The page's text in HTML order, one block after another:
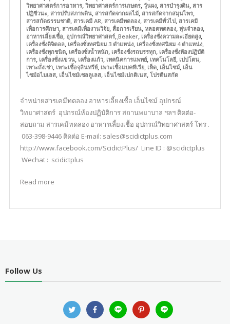
วิทยาศาสตร์การอาหาร, วิทยาศาสตร์การเกษตร, วุ้นผง, สารบำรุงดิน, สาร
ปฏิชีวนะ, สารปรับสภาพดิน, สารสกัดจากผลไม้, สารสกัดจากสมุนไพร,
สารสกัดธรรมชาติ, สารเคมี AR, สารเคมีทดลอง, สารเคมีทั่วไป, สารเคมี
เพื่อการศึกษา, สารเคมีเพื่องานวิจัย, สื่อการเรียน, หลอดทดลอง, หุ่นจำลอง,
อาหารเลี้ยงเชื้อ, อุปกรณ์วิทยาศาสตร์, ฺBeaker, เครื่องชั่งความละเอียดสูง,
เครื่องชั่งดิจิตอล, เครื่องชั่งทศนิยม 3 ตำแหน่ง, เครื่องชั่งทศนิยม 4 ตำแหน่ง,
เครื่องชั่งทุกชนิด, เครื่องชั่งน้ำหนัก, เครื่องชั่งรถบรรทุก, เครื่องชั่งห้องปฏิบัติ
การ, เครื่องชั่งแขวน, เครื่องแก้ว, เทคนิคการแพทย์, เทคโนโลยี, เปปโตน,
เพาะถั่งเช่า, เพาะเชื้อจุลินทรีย์, เพาะเชื้อแบคทีเรีย, เห็ด, เอ็นไซม์, เอ็น
ไซม์อไมเลส, เอ็นไซม์เซลลูเลส, เอ็นไซม์เปกติเนส, โปรตีนสกัด
จำหน่ายสารเคมีทดลอง อาหารเลี้ยงเชื้อ เอ็นไซม์ อุปกรณ์
วิทยาศาสตร์ อุปกรณ์ห้องปฏิบัติการ สถานพยาบาล ฯลฯ ติดต่อ-
สอบถาม สารเคมีทดลอง อาหารเลี้ยงเชื้อ อุปกรณ์วิทยาศาสตร์ โทร .
063-398-9446 ติดต่อ E-mail: sales@scidictplus.com
http://www.facebook.com/ScidictPlus/ Line ID : @scidictplus
Wechat : scidictplus
Read more
Follow Us